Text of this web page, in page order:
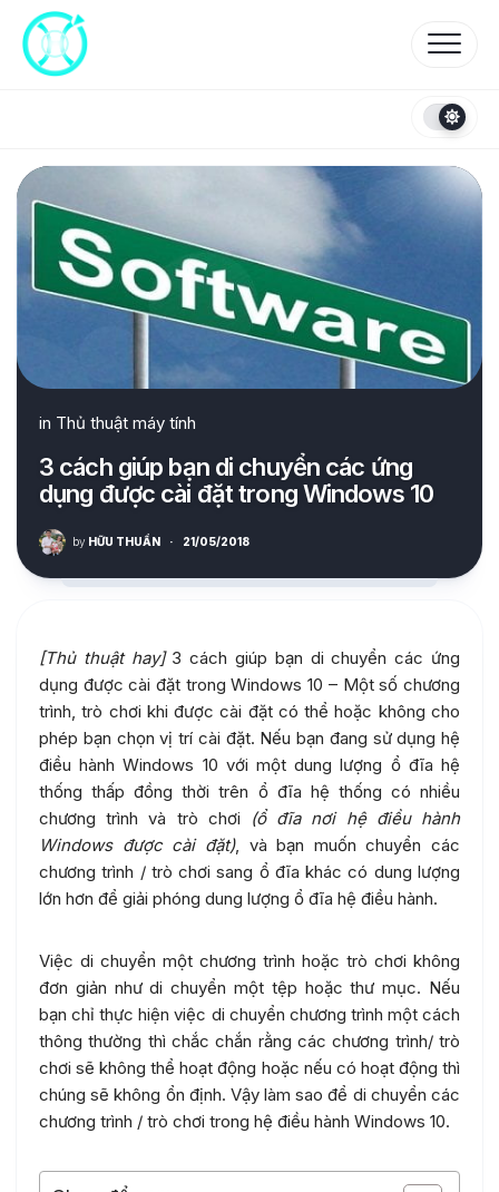
content
in Thủ thuật máy tính
3 cách giúp bạn di chuyển các ứng
dụng được cài đặt trong Windows 10
by HỮU THUẦN · 21/05/2018
[Thủ thuật hay]3 cách giúp bạn di chuyển các ứng
dụng được cài đặt trong Windows 10 – Một số chương
trình, trò chơi khi được cài đặt có thể hoặc không cho
phép bạn chọn vị trí cài đặt. Nếu bạn đang sử dụng hệ
điều hành Windows 10 với một dung lượng ổ đĩa hệ
thống thấp đồng thời trên ổ đĩa hệ thống có nhiều
chương trình và trò chơi
(ổ đĩa nơi hệ điều hành
Windows được cài đặt), và bạn muốn chuyển các
chương trình / trò chơi sang ổ đĩa khác có dung lượng
lớn hơn để giải phóng dung lượng ổ đĩa hệ điều hành.
Việc di chuyển một chương trình hoặc trò chơi không
đơn giản như di chuyển một tệp hoặc thư mục. Nếu
bạn chỉ thực hiện việc di chuyển chương trình một cách
thông thường thì chắc chắn rằng các chương trình/ trò
chơi sẽ không thể hoạt động hoặc nếu có hoạt động thì
chúng sẽ không ổn định. Vậy làm sao để di chuyển các
chương trình / trò chơi trong hệ điều hành Windows 10.